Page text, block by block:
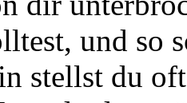
und so
stellst du